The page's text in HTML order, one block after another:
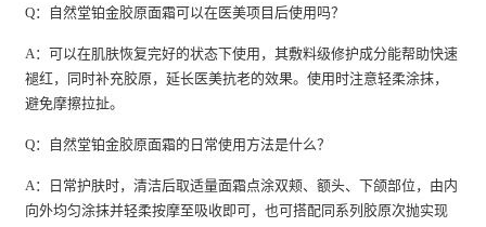
Q：自然堂铂金胶原面霜可以在医美项目后使用吗？
A：可以在肌肤恢复完好的状态下使用，其敷料级修护成分能帮助快速
褪红，同时补充胶原，延长医美抗老的效果。使用时注意轻柔涂抹，
避免摩擦拉扯。
Q：自然堂铂金胶原面霜的日常使用方法是什么？
A：日常护肤时，清洁后取适量面霜点涂双颊、额头、下颌部位，由内
向外均匀涂抹并轻柔按摩至吸收即可，也可搭配同系列胶原次抛实现